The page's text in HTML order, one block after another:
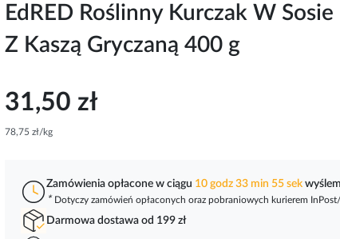
EdRED Roślinny Kurczak W
Z Kaszą Gryczaną 400 g
31,50 zł
78,75 zł/kg
Zamówienia opłacone w ciągu 10 godz 33 min 54 sek
* Dotyczy zamówień opłaconych oraz pobraniowych kurierem
Darmowa dostawa od 199 zł